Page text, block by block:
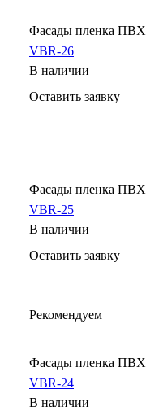
Фасады пленка ПВХ
VBR-26
В наличии
Оставить заявку
Фасады пленка ПВХ
VBR-25
В наличии
Оставить заявку
Рекомендуем
Фасады пленка ПВХ
VBR-24
В наличии